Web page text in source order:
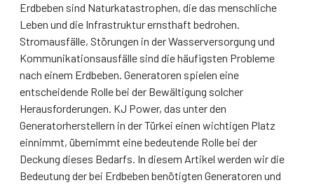
Erdbeben sind Naturkatastrophen, die das menschliche
Leben und die Infrastruktur ernsthaft bedrohen.
Stromausfälle, Störungen in der Wasserversorgung und
Kommunikationsausfälle sind die häufigsten Probleme
nach einem Erdbeben. Generatoren spielen eine
entscheidende Rolle bei der Bewältigung solcher
Herausforderungen. KJ Power, das unter den
Generatorherstellern in der Türkei einen wichtigen Platz
einnimmt, übernimmt eine bedeutende Rolle bei der
Deckung dieses Bedarfs. In diesem Artikel werden wir die
Bedeutung der bei Erdbeben benötigten Generatoren und